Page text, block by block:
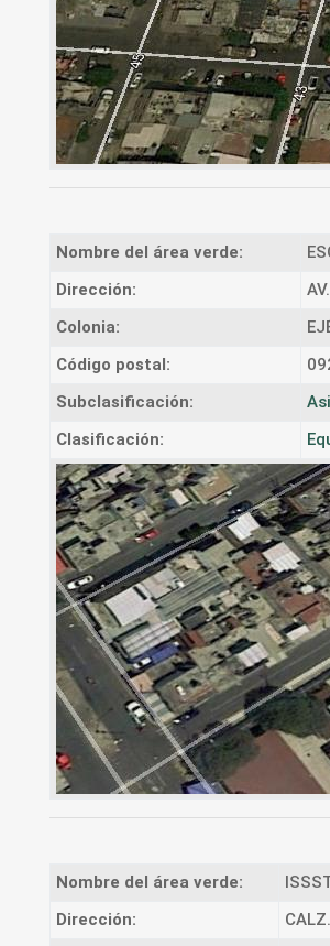
Nombre del área verde:
Dirección:
Colonia:
Código postal:
Subclasificación:
Clasificación:
Nombre del área verde:
Dirección: